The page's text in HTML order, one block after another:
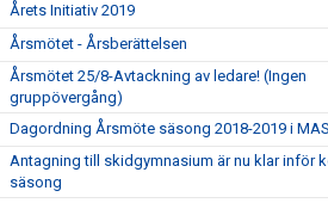
Årets Initiativ 2019
Årsmötet - Årsberättelsen
Årsmötet 25/8-Avtackning av ledare! (Ingen
gruppövergång)
Dagordning Årsmöte säsong 2018-2019 i
Antagning till skidgymnasium är nu klar inför
säsong